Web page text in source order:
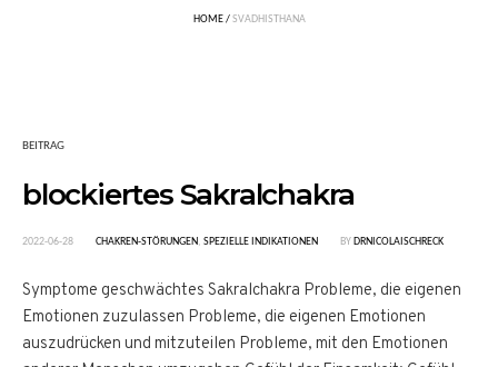
HOME /SVADHISTHANA
BEITRAG
blockiertes Sakralchakra
2022-06-28 CHAKREN-STÖRUNGEN, SPEZIELLE INDIKATIONEN BY DRNICOLAISCHRECK
Symptome geschwächtes Sakralchakra Probleme, die eigenen
Emotionen zuzulassen Probleme, die eigenen Emotionen
auszudrücken und mitzuteilen Probleme, mit den Emotionen